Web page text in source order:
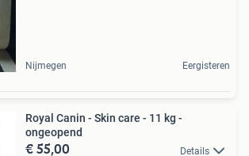
Nijmegen Eergisteren
Royal Canin - Skin care - 11 kg -
ongeopend
€ 55,00 Details